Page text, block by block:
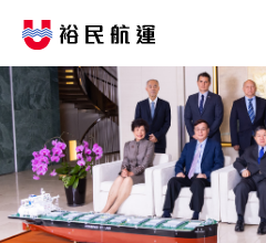
我們的服務
船隊介紹
永續經營
繁 簡 EN